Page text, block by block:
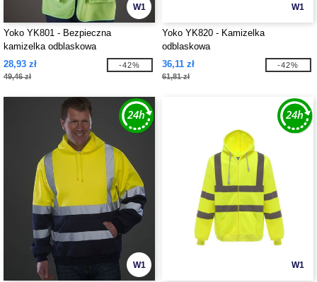
W1
Yoko YK801 - Bezpieczna
kamizelka odblaskowa
28,93 zł
49,46 zł
-42%
W1
Yoko YK820 - Kamizelka
odblaskowa
36,11 zł
61,81 zł
-42%
W1 W1